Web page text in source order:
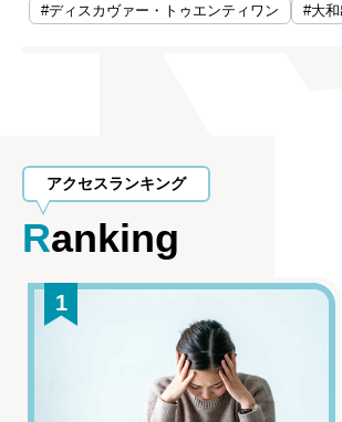
#ディスカヴァー・トゥエンティワン
#大
アクセスランキング
Ranking
1